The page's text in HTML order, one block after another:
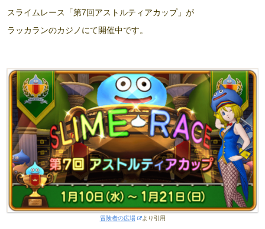
スライムレース「第7回アストルティアカップ」が
ラッカランのカジノにて開催中です。
冒険者の広場 より引用